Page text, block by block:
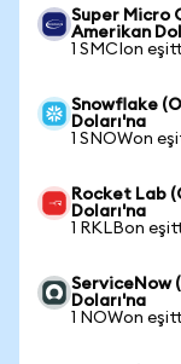
Super Micro
Amerikan
1 SMCIon
Snowflake
Doları'na
1 SNOWon
Rocket Lab
Doları'na
1 RKLBon
ServiceNow
Doları'na
1 NOWon